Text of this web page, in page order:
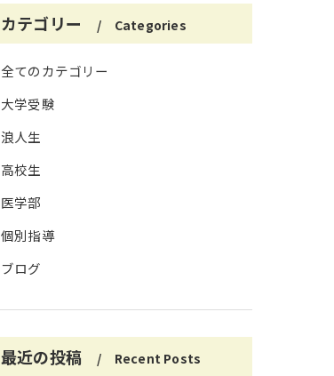
カテゴリー Categories
全てのカテゴリー
大学受験
浪人生
高校生
医学部
個別指導
ブログ
最近の投稿 Recent Posts